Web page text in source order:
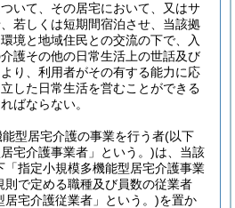
いて、その居宅において、又はサ
若しくは短期間宿泊させ、当該拠
境と地域住民との交流の下で、入
護その他の日常生活上の世話及び
り、利用者がその有する能力に応
した日常生活を営むことができる
ばならない。
型居宅介護の事業を行う者(以下
宅介護事業者」という。)は、当該
「指定小規模多機能型居宅介護事業
則で定める職種及び員数の従業者
宅介護従業者」という。)を置か